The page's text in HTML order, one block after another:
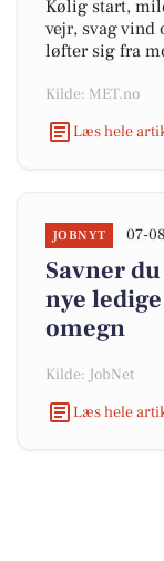
Kølig start,
vejr, svag
løfter sig fra
Kilde: MET.no
Læs hele
JOBNYT 07-
Savner
nye
omegn
Kilde: JobNet
Læs hele